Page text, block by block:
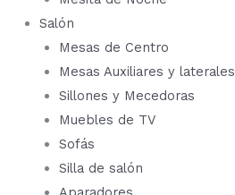
Salón
Mesas de Centro
Mesas Auxiliares y laterales
Sillones y Mecedoras
Muebles de TV
Sofás
Silla de salón